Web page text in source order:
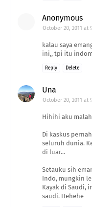
Anonymous
October 20, 2011 at
kalau saya
ini,, tpi itu
Reply Delete
Una
October 20, 2011 at
Hihihi aku
Di kaskus
seluruh dunia.
di luar...
Setauku sih
Indo, mungkin
Kayak di Saudi,
saudi. Hehehe